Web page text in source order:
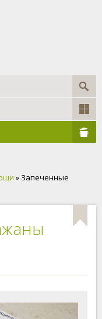
» Запеченные